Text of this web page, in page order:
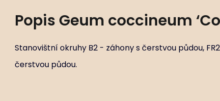
Popis Geum coccineum
Stanovištní okruhy B2 - záhony s čerstvou půdou,
čerstvou půdou.